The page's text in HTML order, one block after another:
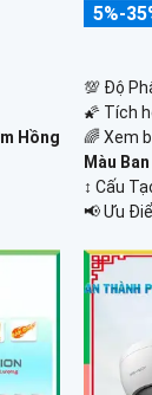
Hồng
5%-
💯 Độ
🌠 Tích
🌈 Xem
Màu
↕️ Cấu
️📢 Ưu